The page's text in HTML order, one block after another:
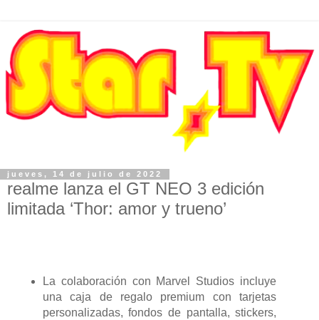
jueves, 14 de julio de 2022
realme lanza el GT NEO 3 edición
limitada ‘Thor: amor y trueno’
La colaboración con Marvel Studios incluye
una caja de regalo premium con tarjetas
personalizadas, fondos de pantalla, stickers,